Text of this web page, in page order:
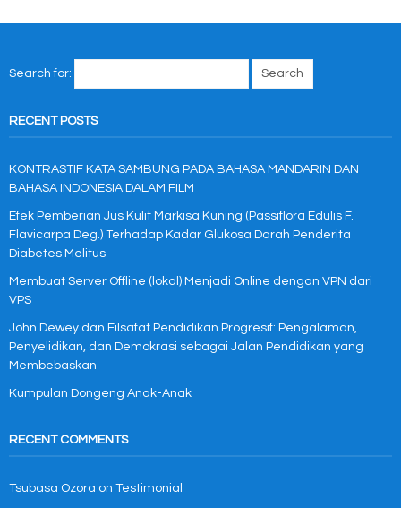
Search for:
RECENT POSTS
KONTRASTIF KATA SAMBUNG PADA BAHASA MANDARIN DAN
BAHASA INDONESIA DALAM FILM
Efek Pemberian Jus Kulit Markisa Kuning (Passiflora Edulis F.
Flavicarpa Deg.) Terhadap Kadar Glukosa Darah Penderita
Diabetes Melitus
Membuat Server Offline (lokal) Menjadi Online dengan VPN dari
VPS
John Dewey dan Filsafat Pendidikan Progresif: Pengalaman,
Penyelidikan, dan Demokrasi sebagai Jalan Pendidikan yang
Membebaskan
Kumpulan Dongeng Anak-Anak
RECENT COMMENTS
Tsubasa Ozora on Testimonial